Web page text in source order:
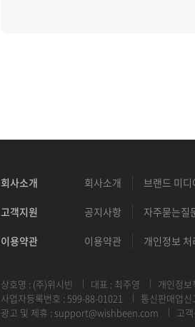
회사소개 회사소개 브랜드 미디
고객지원 공지사항 자주묻는질
이용약관 이용약관 개인정보 처
상호명 : (주)위시빈 대표 : 최주영
개인정보
사업자등록번호 : 599-88-01021
통신판매업
광고 및 제휴 : support@wishbeen.com 고